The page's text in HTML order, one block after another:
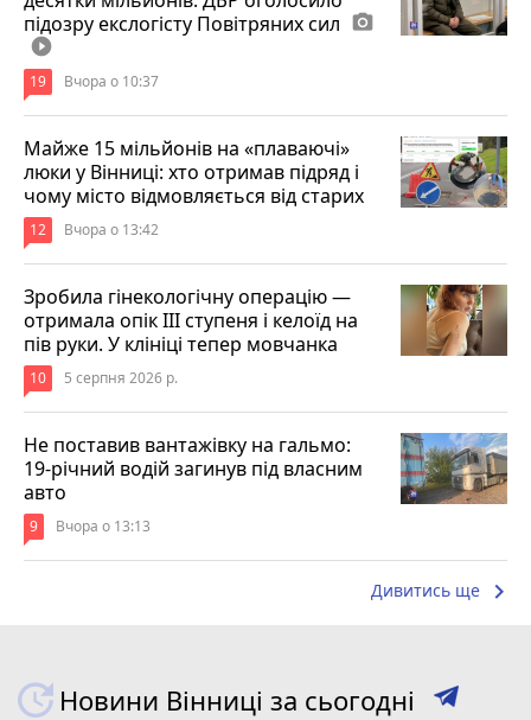
підозру екслогісту Повітряних сил photo_camera
play_circle_filled
19 Вчора о 10:37
Майже 15 мільйонів на «плаваючі»
люки у Вінниці: хто отримав підряд і
чому місто відмовляється від старих
12 Вчора о 13:42
Зробила гінекологічну операцію —
отримала опік ІІІ ступеня і келоїд на
пів руки. У клініці тепер мовчанка
10 5 серпня 2026 р.
Не поставив вантажівку на гальмо:
19-річний водій загинув під власним
авто
9 Вчора о 13:13
Дивитись ще keyboard_arrow_right
Новини Вінниці за сьогодні